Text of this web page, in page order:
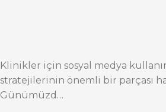
Klinikler için sosyal medya
stratejilerinin önemli bir parçası
Günümüzd…